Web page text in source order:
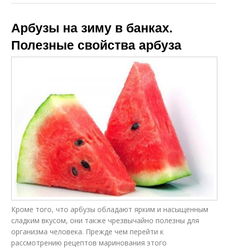
Арбузы на зиму в банках.
Полезные свойства арбуза
Кроме того, что арбузы обладают ярким и насыщенным
сладким вкусом, они также чрезвычайно полезны для
организма человека. Прежде чем перейти к
рассмотрению рецептов маринования этого